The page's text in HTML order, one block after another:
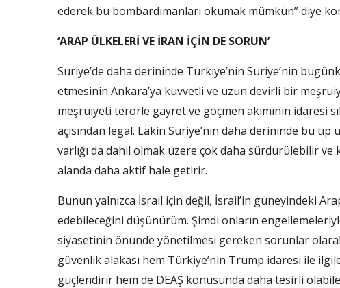
ederek bu bombardımanları okumak mümkün” diye
‘ARAP ÜLKELERİ VE İRAN İÇİN DE SORUN’
Suriye’de daha derininde Türkiye’nin Suriye’nin
etmesinin Ankara’ya kuvvetli ve uzun devirli bir
meşruiyeti terörle gayret ve göçmen akımının idaresi
açısından legal. Lakin Suriye’nin daha derininde bu
varlığı da dahil olmak üzere çok daha sürdürülebilir
alanda daha aktif hale getirir.
Bunun yalnızca İsrail için değil, İsrail’in güneyindeki
edebileceğini düşünürüm. Şimdi onların
siyasetinin önünde yönetilmesi gereken sorunlar
güvenlik alakası hem Türkiye’nin Trump idaresi ile
güçlendirir hem de DEAŞ konusunda daha tesirli